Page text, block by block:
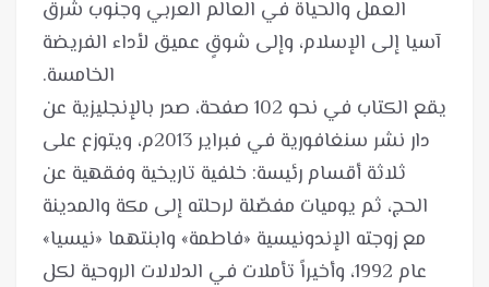
العمل والحياة في العالم العربي وجنوب شرق
آسيا إلى الإسلام، وإلى شوقٍ عميق لأداء الفريضة
يقع الكتاب في نحو 102 صفحة، صدر بالإنجليزية عن
دار نشر سنغافورية في فبراير 2013م، ويتوزع على
ثلاثة أقسام رئيسة: خلفية تاريخية وفقهية عن
الحج، ثم يوميات مفصّلة لرحلته إلى مكة والمدينة
مع زوجته الإندونيسية «فاطمة» وابنتهما «نيسيا»
عام 1992، وأخيراً تأملات في الدلالات الروحية لكل